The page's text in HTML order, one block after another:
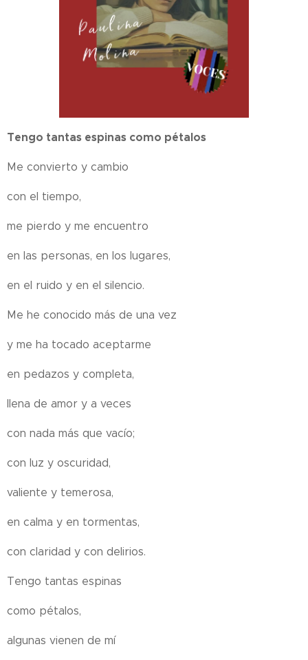
Tengo tantas espinas como pétalos
Me convierto y cambio
con el tiempo,
me pierdo y me encuentro
en las personas, en los lugares,
en el ruido y en el silencio.
Me he conocido más de una vez
y me ha tocado aceptarme
en pedazos y completa,
llena de amor y a veces
con nada más que vacío;
con luz y oscuridad,
valiente y temerosa,
en calma y en tormentas,
con claridad y con delirios.
Tengo tantas espinas
como pétalos,
algunas vienen de mí